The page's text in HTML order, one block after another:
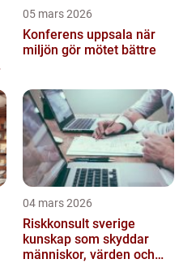
05 mars 2026
Konferens uppsala när
miljön gör mötet bättre
04 mars 2026
Riskkonsult sverige
kunskap som skyddar
människor, värden och